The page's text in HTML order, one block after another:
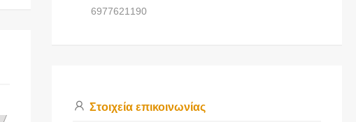
6977621190
Στοιχεία επικοινωνίας